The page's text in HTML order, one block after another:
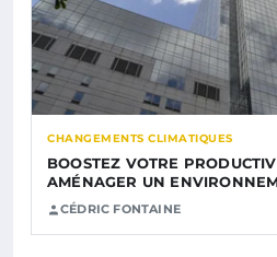
CHANGEMENTS CLIMATIQUES
BOOSTEZ VOTRE
AMÉNAGER UN
CÉDRIC FONTAINE